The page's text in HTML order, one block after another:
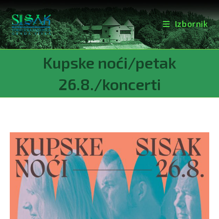
Izbornik
Kupske noći/petak
26.8./koncerti